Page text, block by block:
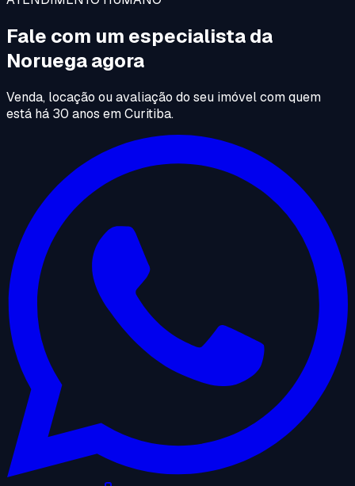
Fale com um especialista da
Noruega agora
Venda, locação ou avaliação do seu imóvel com quem
está há 30 anos em Curitiba.